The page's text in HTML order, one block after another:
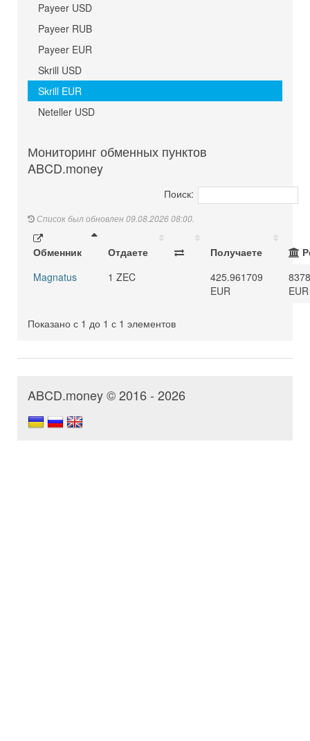
Payeer USD
Payeer RUB
Payeer EUR
Skrill USD
Skrill EUR
Neteller USD
Мониторинг обменных пунктов
ABCD.money
Поиск:
Список был обновлен 09.08.2026 08:00.
Обменник Отдаете Получаете
Magnatus
1 ZEC
425.961709
EUR
EUR
Показано с 1 до 1 с 1 элементов
ABCD.money © 2016 - 2026